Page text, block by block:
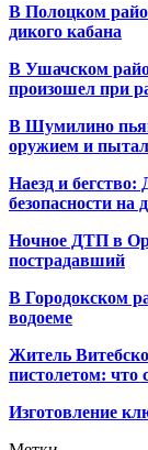
В Полоцком
дикого кабана
В Ушачском
произошел при
В Шумилино
оружием и
Наезд и
безопасности на
Ночное ДТП в
пострадавший
В Городокском
водоеме
Житель
пистолетом: что
Изготовление